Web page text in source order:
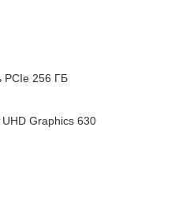
PCIe 256 ГБ
Graphics 630